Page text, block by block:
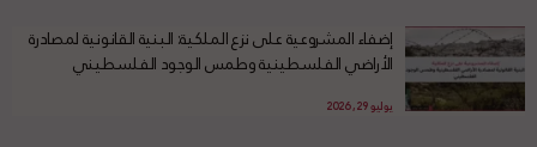
إضفاء المشروعية على نزع الملكية: البنية القانونية لمصادرة
الأراضي الفلسطينية وطمس الوجود الفلسطيني
يوليو 29, 2026